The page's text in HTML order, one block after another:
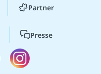
Partner
Presse